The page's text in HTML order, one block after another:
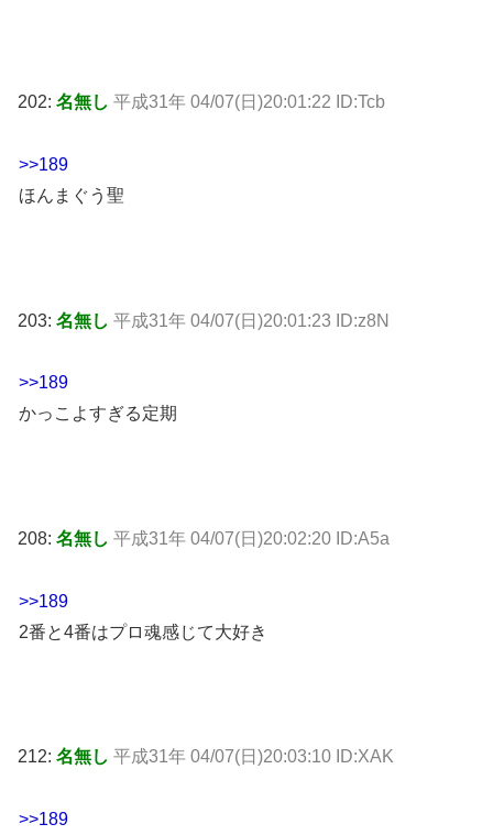
202: 名無し 平成31年 04/07(日)20:01:22 ID:Tcb
>>189
ほんまぐう聖
203: 名無し 平成31年 04/07(日)20:01:23 ID:z8N
>>189
かっこよすぎる定期
208: 名無し 平成31年 04/07(日)20:02:20 ID:A5a
>>189
2番と4番はプロ魂感じて大好き
212: 名無し 平成31年 04/07(日)20:03:10 ID:XAK
>>189